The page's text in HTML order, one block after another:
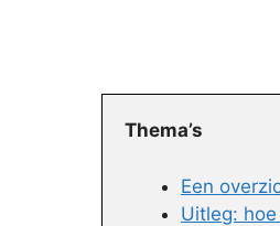
Thema’s
Een
Uitleg: